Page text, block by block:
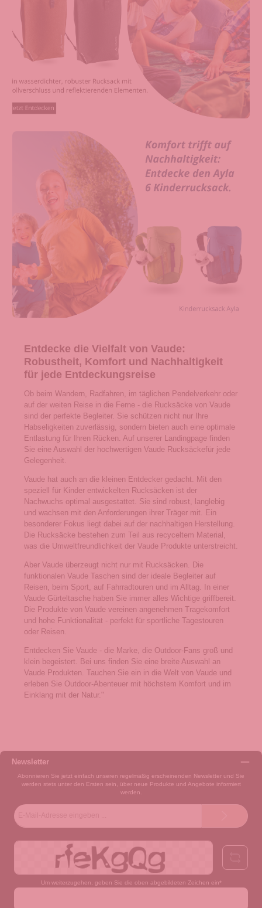
Entdecke die Vielfalt von Vaude:
Robustheit, Komfort und Nachhaltigkeit
für jede Entdeckungsreise
Ob beim Wandern, Radfahren, im täglichen Pendelverkehr oder
auf der weiten Reise in die Ferne - die Rucksäcke von Vaude
sind der perfekte Begleiter. Sie schützen nicht nur Ihre
Habseligkeiten zuverlässig, sondern bieten auch eine optimale
Entlastung für Ihren Rücken. Auf unserer Landingpage finden
Sie eine Auswahl der hochwertigen Vaude Rucksäckefür jede
Gelegenheit.
Vaude hat auch an die kleinen Entdecker gedacht. Mit den
speziell für Kinder entwickelten Rucksäcken ist der
Nachwuchs optimal ausgestattet. Sie sind robust, langlebig
und wachsen mit den Anforderungen ihrer Träger mit. Ein
besonderer Fokus liegt dabei auf der nachhaltigen Herstellung.
Die Rucksäcke bestehen zum Teil aus recyceltem Material,
was die Umweltfreundlichkeit der Vaude Produkte unterstreicht.
Aber Vaude überzeugt nicht nur mit Rucksäcken. Die
funktionalen Vaude Taschen sind der ideale Begleiter auf
Reisen, beim Sport, auf Fahrradtouren und im Alltag. In einer
Vaude Gürteltasche haben Sie immer alles Wichtige griffbereit.
Die Produkte von Vaude vereinen angenehmen Tragekomfort
und hohe Funktionalität - perfekt für sportliche Tagestouren
oder Reisen.
Entdecken Sie Vaude - die Marke, die Outdoor-Fans groß und
klein begeistert. Bei uns finden Sie eine breite Auswahl an
Vaude Produkten. Tauchen Sie ein in die Welt von Vaude und
erleben Sie Outdoor-Abenteuer mit höchstem Komfort und im
Einklang mit der Natur."
Newsletter
Abonnieren Sie jetzt einfach unseren regelmäßig erscheinenden Newsletter und Sie
werden stets unter den Ersten sein, über neue Produkte und Angebote informiert
werden.
Um weiterzugehen, geben Sie die oben abgebildeten Zeichen ein*